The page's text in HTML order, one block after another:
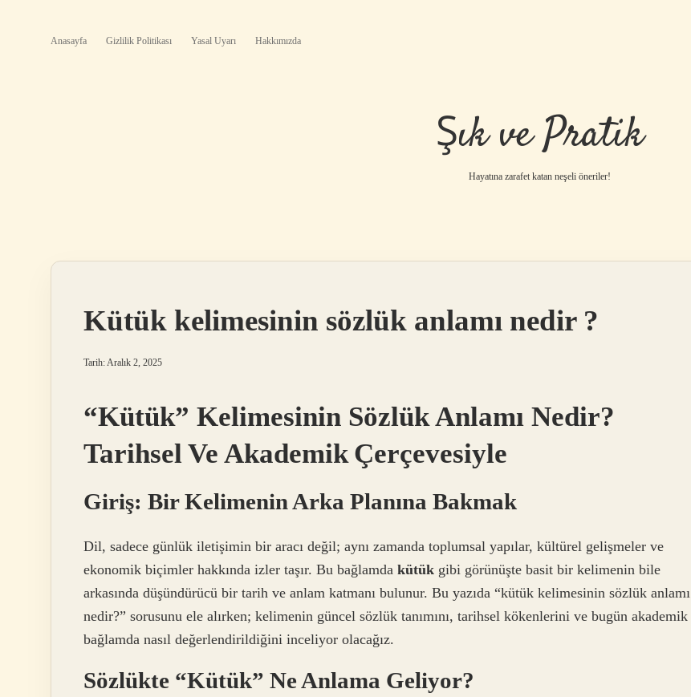
Anasayfa Gizlilik Politikası Yasal Uyarı Hakkımızda
Şık ve Pratik
Hayatına zarafet katan neşeli öneriler!
Kütük kelimesinin sözlük anlamı nedir ?
Tarih: Aralık 2, 2025
“Kütük” Kelimesinin Sözlük Anlamı Nedir?
Tarihsel Ve Akademik Çerçevesiyle
Giriş: Bir Kelimenin Arka Planına Bakmak
Dil, sadece günlük iletişimin bir aracı değil; aynı zamanda toplumsal yapılar, kültürel gelişmeler ve
ekonomik biçimler hakkında izler taşır. Bu bağlamda kütük gibi görünüşte basit bir kelimenin bile
arkasında düşündürücü bir tarih ve anlam katmanı bulunur. Bu yazıda “kütük kelimesinin sözlük anlamı
nedir?” sorusunu ele alırken; kelimenin güncel sözlük tanımını, tarihsel kökenlerini ve bugün akademik
bağlamda nasıl değerlendirildiğini inceliyor olacağız.
Sözlükte “Kütük” Ne Anlama Geliyor?